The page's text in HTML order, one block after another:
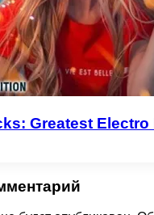
Greatest Electro